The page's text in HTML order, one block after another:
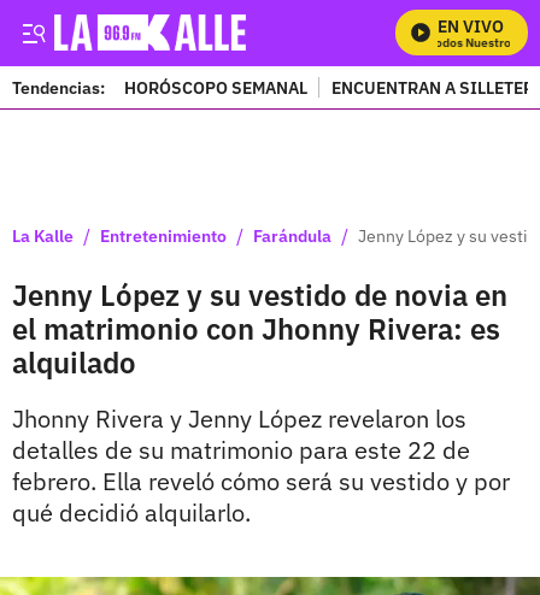
EN VIVO
Mira Todos Nuestros
Tendencias: HORÓSCOPO SEMANAL ENCUENTRAN A
La Kalle / Entretenimiento / Farándula / Jenny López y su
Jenny López y su vestido de novia en
el matrimonio con Jhonny Rivera: es
alquilado
Jhonny Rivera y Jenny López revelaron los
detalles de su matrimonio para este 22 de
febrero. Ella reveló cómo será su vestido y por
qué decidió alquilarlo.